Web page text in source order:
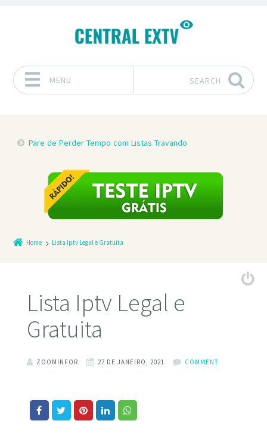
MENU SEARCH
Pare de Perder Tempo com Listas Travando
Home Lista Iptv Legal e Gratuita
Lista Iptv Legal e
Gratuita
ZOOMINFOR 27 DE JANEIRO, 2021 COMMENT